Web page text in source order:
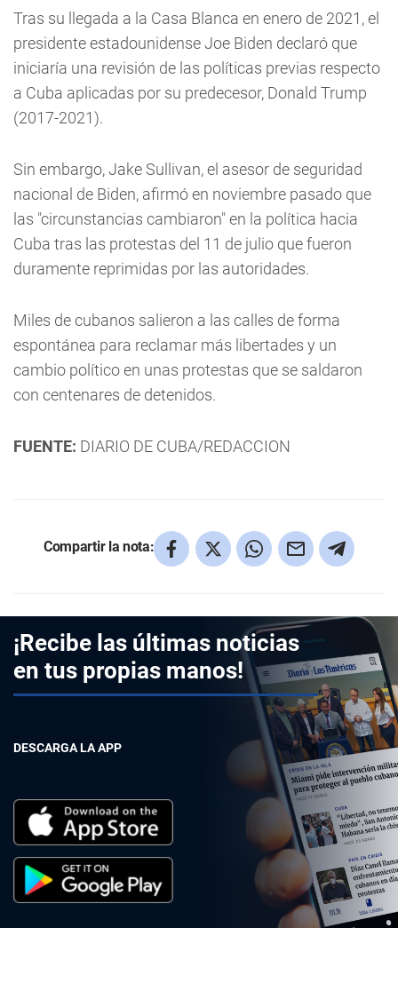
Tras su llegada a la Casa Blanca en enero de 2021, el
presidente estadounidense Joe Biden declaró que
iniciaría una revisión de las políticas previas respecto
a Cuba aplicadas por su predecesor, Donald Trump
(2017-2021).
Sin embargo, Jake Sullivan, el asesor de seguridad
nacional de Biden, afirmó en noviembre pasado que
las "circunstancias cambiaron" en la política hacia
Cuba tras las protestas del 11 de julio que fueron
duramente reprimidas por las autoridades.
Miles de cubanos salieron a las calles de forma
espontánea para reclamar más libertades y un
cambio político en unas protestas que se saldaron
con centenares de detenidos.
FUENTE: DIARIO DE CUBA/REDACCION
Compartir la nota:
¡Recibe las últimas noticias
en tus propias manos!
DESCARGA LA APP